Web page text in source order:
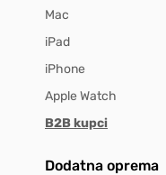
Mac
iPad
iPhone
Apple Watch
B2B kupci
Dodatna oprema